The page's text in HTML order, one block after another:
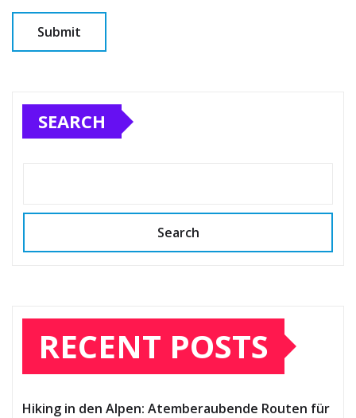
SEARCH
Search
RECENT POSTS
Hiking in den Alpen: Atemberaubende Routen für